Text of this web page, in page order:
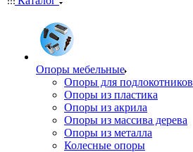
Опоры мебельные
Опоры для подлокотников
Опоры из пластика
Опоры из акрила
Опоры из массива дерева
Опоры из металла
Колесные опоры